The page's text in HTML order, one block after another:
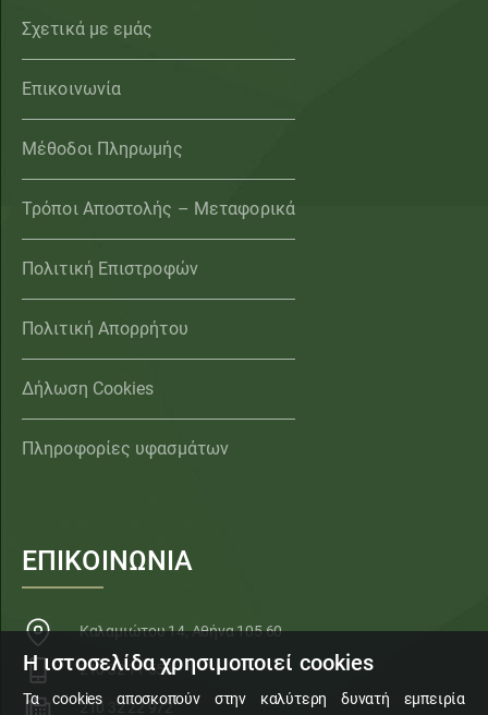
Σχετικά με εμάς
Επικοινωνία
Μέθοδοι Πληρωμής
Τρόποι Αποστολής – Μεταφορικά
Πολιτική Επιστροφών
Πολιτική Απορρήτου
Δήλωση Cookies
Πληροφορίες υφασμάτων
ΕΠΙΚΟΙΝΩΝΙΑ
Καλαμιώτου 14, Αθήνα 105 60
210 32 11 553
210 32 22 972
Η ιστοσελίδα χρησιμοποιεί cookies
Τα cookies αποσκοπούν στην καλύτερη δυνατή εμπειρία